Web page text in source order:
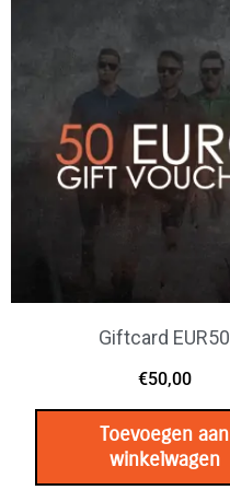
Giftcard EUR50
€50,00
Toevoegen aan
winkelwagen